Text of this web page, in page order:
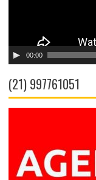
v
e
o
00:00
(21) 997761051